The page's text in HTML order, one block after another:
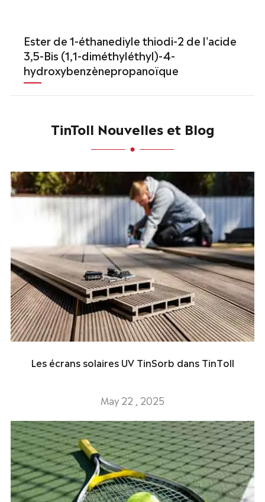
Ester de 1-éthanediyle thiodi-2 de l'acide
3,5-Bis (1,1-diméthyléthyl)-4-
hydroxybenzènepropanoïque
TinToll Nouvelles et Blog
Les écrans solaires UV TinSorb dans TinToll
May 22 , 2025